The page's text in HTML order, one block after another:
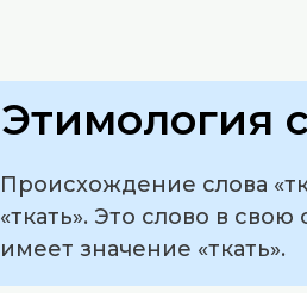
Этимология
Происхождение слова
«ткать». Это слово в
имеет значение «ткать».